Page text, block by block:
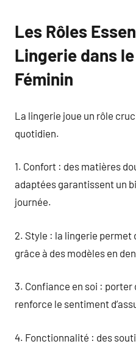
Les Rôles
Lingerie dans
Féminin
La lingerie joue un rôle
quotidien.
1. Confort : des matières
adaptées garantissent un
journée.
2. Style : la lingerie permet
grâce à des modèles en
3. Confiance en soi :
renforce le sentiment
4. Fonctionnalité : des